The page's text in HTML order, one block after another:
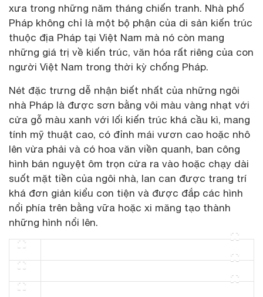
xưa trong những năm tháng chiến tranh. Nhà phố
Pháp không chỉ là một bộ phận của di sản kiến trúc
thuộc địa Pháp tại Việt Nam mà nó còn mang
những giá trị về kiến trúc, văn hóa rất riêng của con
người Việt Nam trong thời kỳ chống Pháp.
Nét đặc trưng dễ nhận biết nhất của những ngôi
nhà Pháp là được sơn bằng vôi màu vàng nhạt với
cửa gỗ màu xanh với lối kiến trúc khá cầu kì, mang
tính mỹ thuật cao, có đỉnh mái vươn cao hoặc nhô
lên vừa phải và có hoa văn viền quanh, ban công
hình bán nguyệt ôm trọn cửa ra vào hoặc chạy dài
suốt mặt tiền của ngôi nhà, lan can được trang trí
khá đơn giản kiểu con tiện và được đắp các hình
nổi phía trên bằng vữa hoặc xi măng tạo thành
những hình nổi lên.